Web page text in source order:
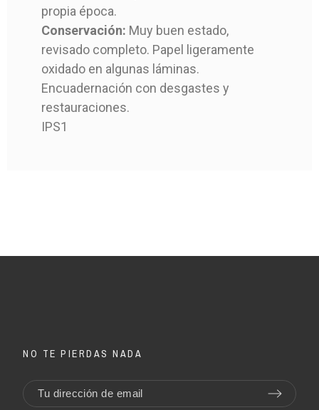
propia época.
Conservación: Muy buen estado,
revisado completo. Papel ligeramente
oxidado en algunas láminas.
Encuadernación con desgastes y
restauraciones.
IPS1
NO TE PIERDAS NADA